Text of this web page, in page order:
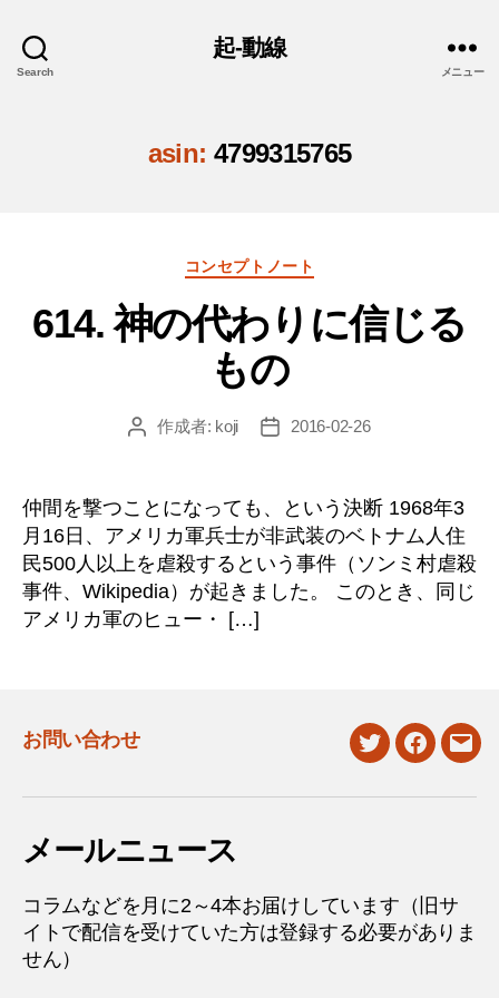
Search
起-動線
メニュー
asin: 4799315765
カ
ゴ
リ
ー
コンセプトノート
614. 神の代わりに信じる
もの
投
作成者: koji
投
2016-02-26
仲間を撃つことになっても、という決断 1968年3
月16日、アメリカ軍兵士が非武装のベトナム人住
民500人以上を虐殺するという事件（ソンミ村虐殺
事件、Wikipedia）が起きました。 このとき、同じ
アメリカ軍のヒュー・ […]
お問い合わせ
twitterfacebook
メールニュース
コラムなどを月に2～4本お届けしています（旧サ
イトで配信を受けていた方は登録する必要がありま
せん）